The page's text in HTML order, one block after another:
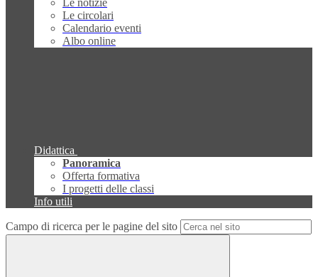
Le notizie
Le circolari
Calendario eventi
Albo online
Didattica
Panoramica
Offerta formativa
I progetti delle classi
Info utili
Campo di ricerca per le pagine del sito